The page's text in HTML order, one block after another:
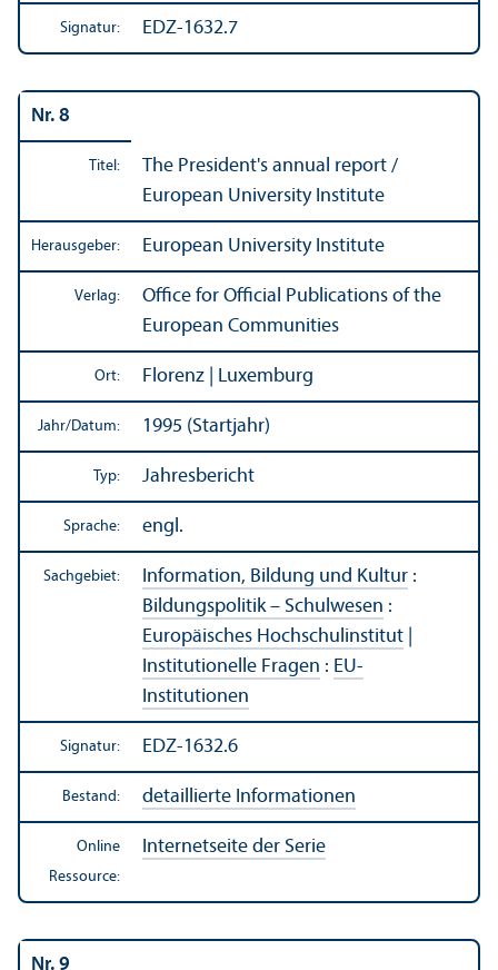
Signatur: EDZ-1632.7
Nr. 8
Titel:
The President's annual report /
European University Institute
Herausgeber: European University Institute
Verlag:
Office for Official Publications of the
European Communities
Ort: Florenz | Luxemburg
Jahr/Datum: 1995 (Startjahr)
Typ: Jahresbericht
Sprache: engl.
Sachgebiet: Information, Bildung und Kultur :
Bildungs­politik – Schulwesen :
Europäisches Hochschul­institut
Institutionelle Fragen : EU-
Institutionen
Signatur: EDZ-1632.6
Bestand: detaillierte Informationen
Online
Ressource:
Internetseite der Serie
Nr. 9